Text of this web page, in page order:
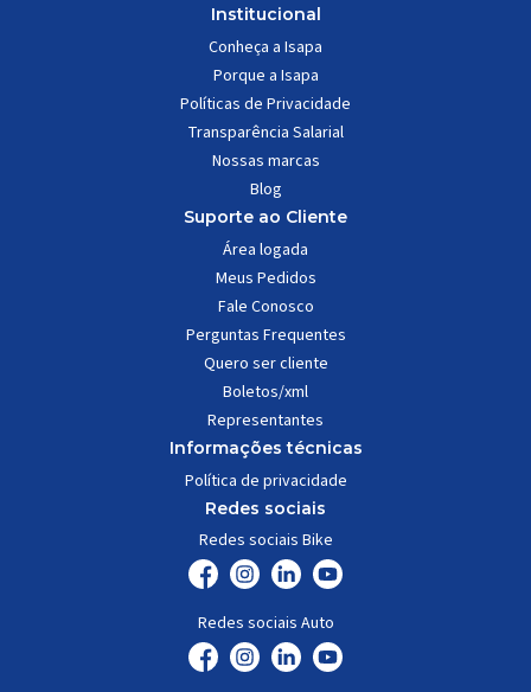
Institucional
Conheça a Isapa
Porque a Isapa
Políticas de Privacidade
Transparência Salarial
Nossas marcas
Blog
Suporte ao Cliente
Área logada
Meus Pedidos
Fale Conosco
Perguntas Frequentes
Quero ser cliente
Boletos/xml
Representantes
Informações técnicas
Política de privacidade
Redes sociais
Redes sociais Bike
Redes sociais Auto